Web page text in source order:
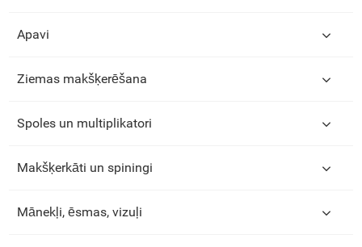
Apavi
Ziemas makšķerēšana
Spoles un multiplikatori
Makšķerkāti un spiningi
Mānekļi, ēsmas, vizuļi